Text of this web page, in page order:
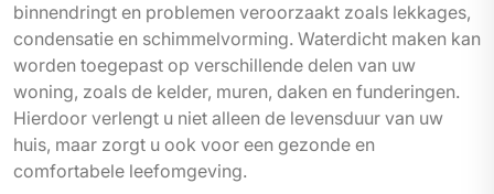
binnendringt en problemen veroorzaakt zoals lekkages,
condensatie en schimmelvorming. Waterdicht maken kan
worden toegepast op verschillende delen van uw
woning, zoals de kelder, muren, daken en funderingen.
Hierdoor verlengt u niet alleen de levensduur van uw
huis, maar zorgt u ook voor een gezonde en
comfortabele leefomgeving.